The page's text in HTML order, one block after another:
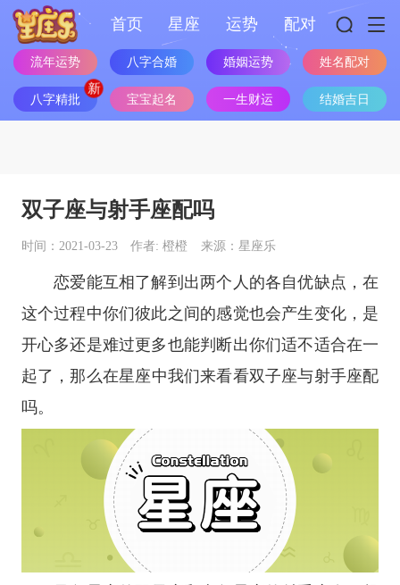
首页 星座 运势 配对
流年运势 八字合婚 婚姻运势 姓名配对
八字精批 宝宝起名 一生财运 结婚吉日
双子座与射手座配吗
时间：2021-03-23 作者: 橙橙 来源：星座乐
恋爱能互相了解到出两个人的各自优缺点，在
这个过程中你们彼此之间的感觉也会产生变化，是
开心多还是难过更多也能判断出你们适不适合在一
起了，那么在星座中我们来看看双子座与射手座配
吗。